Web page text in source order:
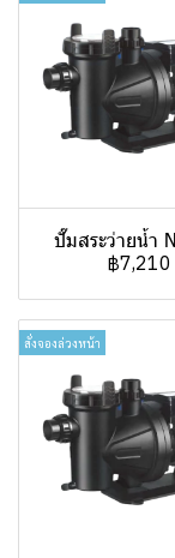
ปั๊มสระว่ายน้ำ
฿7,210
สั่งจองล่วงหน้า